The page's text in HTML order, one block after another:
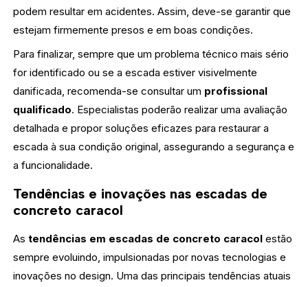
podem resultar em acidentes. Assim, deve-se garantir que
estejam firmemente presos e em boas condições.
Para finalizar, sempre que um problema técnico mais sério
for identificado ou se a escada estiver visivelmente
danificada, recomenda-se consultar um profissional
qualificado. Especialistas poderão realizar uma avaliação
detalhada e propor soluções eficazes para restaurar a
escada à sua condição original, assegurando a segurança e
a funcionalidade.
Tendências e inovações nas escadas de
concreto caracol
Astendências em escadas de concreto caracol estão
sempre evoluindo, impulsionadas por novas tecnologias e
inovações no design. Uma das principais tendências atuais